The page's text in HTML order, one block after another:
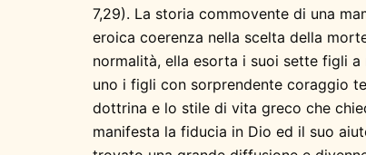
7,29). La storia commovente di una
eroica coerenza nella scelta della
normalità, ella esorta i suoi sette figli
uno i figli con sorprendente coraggio
dottrina e lo stile di vita greco che
manifesta la fiducia in Dio ed il suo